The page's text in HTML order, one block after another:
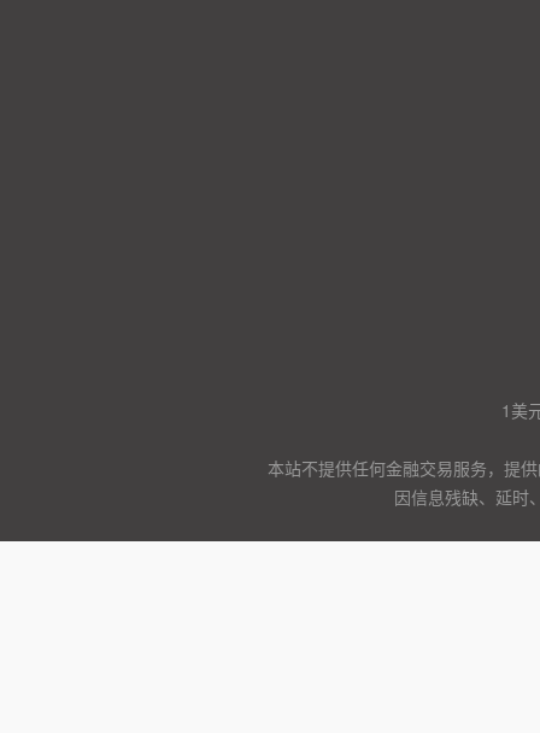
1美
本站不提供任何金融交易服务，提
因信息残缺、延时